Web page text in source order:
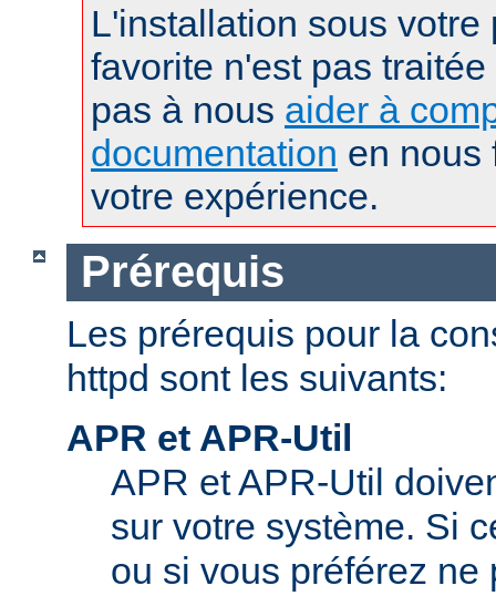
L'installation sous votre
favorite n'est pas
pas à nous aider à
documentation en nous
votre expérience.
Prérequis
Les prérequis pour la
httpd sont les suivants:
APR et APR-Util
APR et APR-Util
sur votre système. Si
ou si vous préférez ne